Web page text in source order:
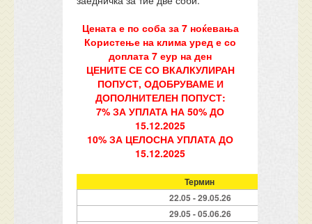
Цената е по соба за 7 ноќевања
Користење на клима уред е со
доплата 7 еур на ден
ЦЕНИТЕ СЕ СО ВКАЛКУЛИРАН
ПОПУСТ, ОДОБРУВАМЕ И
ДОПОЛНИТЕЛЕН ПОПУСТ:
7% ЗА УПЛАТА НА 50% ДО
15.12.2025
10% ЗА ЦЕЛОСНА УПЛАТА ДО
15.12.2025
Термин
22.05 - 29.05.26
29.05 - 05.06.26